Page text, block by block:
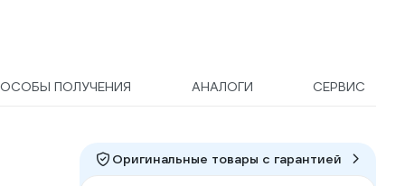
ПОЛУЧЕНИЯ АНАЛОГИ СЕРВИС
Оригинальные товары c гарантией